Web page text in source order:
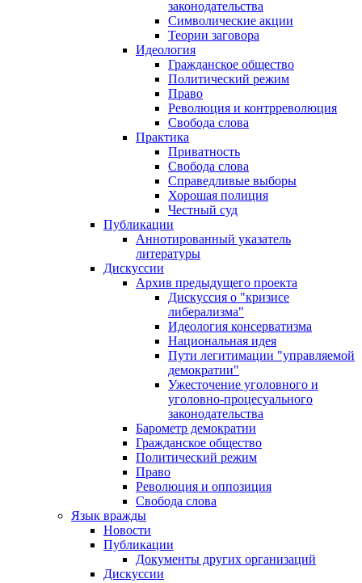
законодательства
Символические акции
Теории заговора
Идеология
Гражданское общество
Политический режим
Право
Революция и контрреволюция
Свобода слова
Практика
Приватность
Свобода слова
Справедливые выборы
Хорошая полиция
Честный суд
Публикации
Аннотированный указатель
литературы
Дискуссии
Архив предыдущего проекта
Дискуссия о "кризисе
либерализма"
Идеология консерватизма
Национальная идея
Пути легитимации "управляемой
демократии"
Ужесточение уголовного и
уголовно-процесуального
законодательства
Барометр демократии
Гражданское общество
Политический режим
Право
Революция и оппозиция
Свобода слова
Язык вражды
Новости
Публикации
Документы других организаций
Дискуссии